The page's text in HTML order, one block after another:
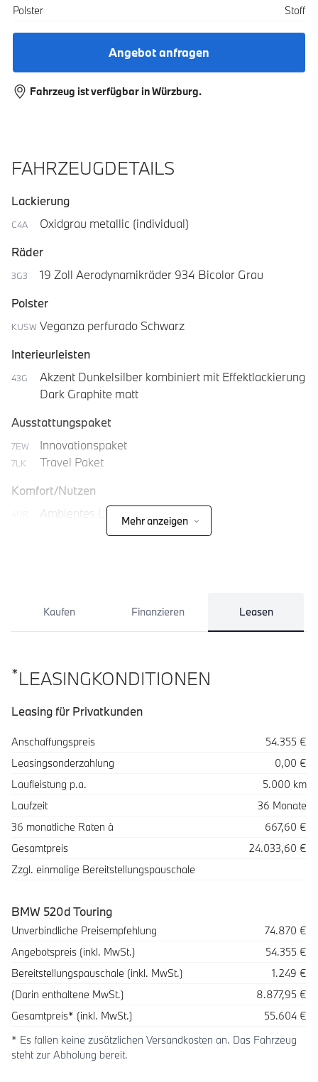
Polster
Stoff
Angebot anfragen
Fahrzeug ist verfügbar in Würzburg.
FAHRZEUGDETAILS
Lackierung
C4A
Oxidgrau metallic (individual)
Räder
3G3
19 Zoll Aerodynamikräder 934 Bicolor Grau
Polster
KUSW Veganza perfurado Schwarz
Interieurleisten
43G
Akzent Dunkelsilber kombiniert mit Effektlackierung
Dark Graphite matt
Ausstattungspaket
7EW Innovationspaket
7LK
Travel Paket
Komfort/Nutzen
Ambientes Licht
Anhängerkupplung mit schwenkbarem Kugelkopf
Mehr anzeigen
Kaufen Finanzieren Leasen
*LEASINGKONDITIONEN
Leasing für Privatkunden
SpezifikationWert
Anschaffungspreis
54.355 €
Leasingsonderzahlung
0,00 €
Laufleistung p.a.
5.000 km
Laufzeit
36 Monate
36 monatliche Raten à
667,60 €
Gesamtpreis
24.033,60 €
Zzgl. einmalige Bereitstellungspauschale
BMW 520d Touring
Beschreibung Betrag
Unverbindliche Preisempfehlung
74.870 €
Angebotspreis (inkl. MwSt.)
54.355 €
Bereitstellungspauschale (inkl. MwSt.)
1.249 €
(Darin enthaltene MwSt.)
8.877,95 €
Gesamtpreis* (inkl. MwSt.)
55.604 €
* Es fallen keine zusätzlichen Versandkosten an. Das Fahrzeug
steht zur Abholung bereit.